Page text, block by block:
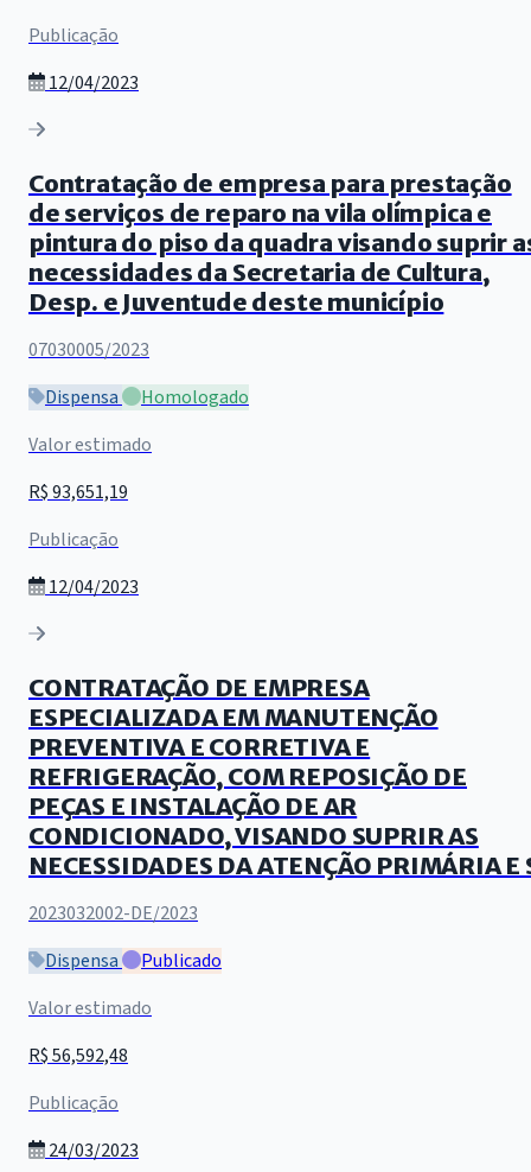
Publicação
12/04/2023
Contratação de empresa para prestação
de serviços de reparo na vila olímpica e
pintura do piso da quadra visando suprir
necessidades da Secretaria de Cultura,
Desp. e Juventude deste município
07030005/2023
Dispensa
Homologado
Valor estimado
R$ 93,651,19
Publicação
12/04/2023
CONTRATAÇÃO DE EMPRESA
ESPECIALIZADA EM MANUTENÇÃO
PREVENTIVA E CORRETIVA E
REFRIGERAÇÃO, COM REPOSIÇÃO DE
PEÇAS E INSTALAÇÃO DE AR
CONDICIONADO, VISANDO SUPRIR AS
NECESSIDADES DA ATENÇÃO PRIMÁRIA E
2023032002-DE/2023
Dispensa
Publicado
Valor estimado
R$ 56,592,48
Publicação
24/03/2023